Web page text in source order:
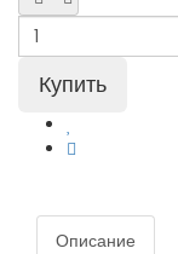
Описание